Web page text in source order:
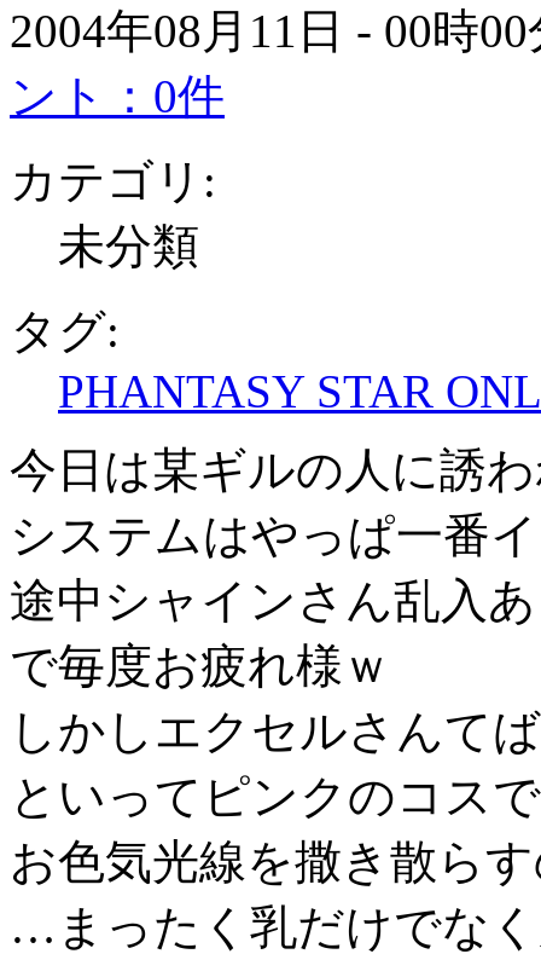
2004年08月11日 - 00時
ント：0件
カテゴリ:
未分類
タグ:
PHANTASY STAR
今日は某ギルの人に誘
システムはやっぱ一番
途中シャインさん乱入
で毎度お疲れ様ｗ
しかしエクセルさんて
といってピンクのコスで
お色気光線を撒き散ら
…まったく乳だけでな